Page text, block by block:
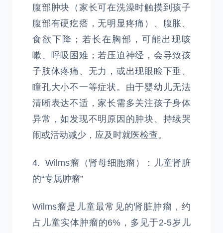
腹部肿块（家长可在洗澡时触摸到孩子
腹部有硬疙瘩，无明显疼痛）、腹胀、
食欲下降；若长在胸部，可能出现咳
嗽、呼吸困难；若压迫神经，会导致孩
子肢体疼痛、无力，或出现眼睑下垂、
瞳孔大小不一等症状。由于婴幼儿无法
清晰表达不适，家长需多关注孩子身体
异常，如发现不明原因的肿块、持续哭
闹或活动减少，应及时就医检查。
4. Wilms瘤（肾母细胞瘤）：儿童肾脏
的“专属肿瘤”
Wilms瘤是儿童最常见的肾脏肿瘤，约
占儿童实体肿瘤的6%，多见于2-5岁儿